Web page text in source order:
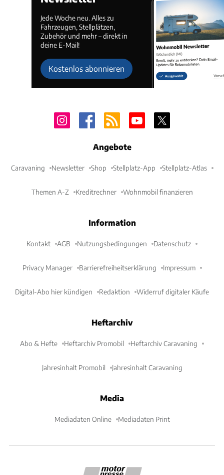
Jede Woche neu. Alles zu
Fahrzeugen, Stellplätzen,
Zubehör und mehr – direkt in
deine E-Mail!
Kostenlos abonnieren
Angebote
Caravaning Newsletter Shop Stellplatz-App Stellplatz-Atlas
Themen A-Z Kreditrechner Wohnmobil finanzieren
Information
Kontakt AGB Nutzungsbedingungen Datenschutz
Privacy Manager Barrierefreiheitserklärung Impressum
Digital-Abo hier kündigen Redaktion Widerruf digitaler Käufe
Heftarchiv
Abo & Hefte Heftarchiv Promobil Heftarchiv Caravaning
Jahresinhalt Promobil Jahresinhalt Caravaning
Media
Mediadaten Online Mediadaten Print